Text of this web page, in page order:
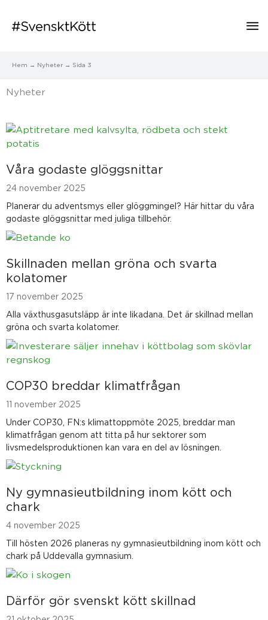
Hem Nyheter Sida 3
Nyheter
Våra godaste glöggsnittar
24 november 2025
Planerar du adventsmys eller glöggmingel? Här hittar du våra
godaste glöggsnittar med juliga tillbehör.
Skillnaden mellan gröna och svarta
kolatomer
17 november 2025
Alla växthusgasutsläpp är inte likadana. Det är skillnad mellan
gröna och svarta kolatomer.
COP30 breddar klimatfrågan
11 november 2025
Under COP30, FN:s klimattoppmöte 2025, breddar man
klimatfrågan genom att titta på hur sektorer som
livsmedelsproduktionen kan vara en del av lösningen.
Ny gymnasieutbildning inom kött och
chark
4 november 2025
Till hösten 2026 planeras ny gymnasieutbildning inom kött och
chark på Uddevalla gymnasium.
Därför gör svenskt kött skillnad
S
a
S
a
S
a
S
a
S
a
S
a